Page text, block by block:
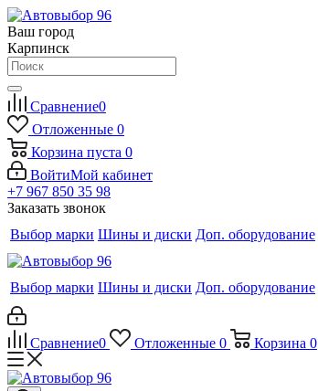
Ваш город
Карпинск
Сравнение0
Отложенные 0
Корзина пуста 0
ВойтиМой кабинет
+7 967 850 35 98
Заказать звонок
Выбор марки Шины и диски Доп. оборудование
Выбор марки Шины и диски Доп. оборудование
Сравнение0 Отложенные 0 Корзина 0